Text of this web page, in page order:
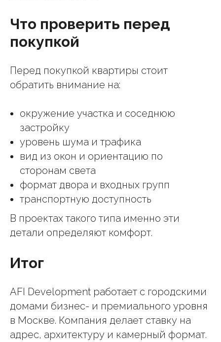
Что проверить перед
покупкой
Перед покупкой квартиры стоит
обратить внимание на:
окружение участка и соседнюю
застройку
уровень шума и трафика
вид из окон и ориентацию по
сторонам света
формат двора и входных групп
транспортную доступность
В проектах такого типа именно эти
детали определяют комфорт.
Итог
AFI Development работает с городскими
домами бизнес- и премиального уровня
в Москве. Компания делает ставку на
адрес, архитектуру и камерный формат.